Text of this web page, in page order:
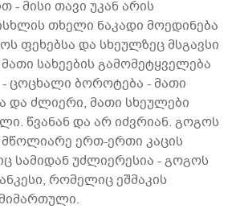
- მისი თავი უკან არის
თხელი ნაკადი მოედინება
ფეხებსა და სხეულზეც მსგავსი
სახეების გამომეტყველება
- ცოცხალი ბოროტება - მათი
და ძლიერი, მათი სხეულები
წვანან და არ იძვრიან. გოგოს
მწოლიარე ერთ-ერთი კაცის
სამიდან უძლიერესია - გოგოს
რომელიც ეშმაკის